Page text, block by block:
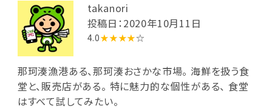
takanori
投稿日：2020年10月11日
4.0★★★★☆
那珂湊漁港ある、那珂湊おさかな市場。 海鮮を扱う食
堂と、販売店がある。 特に魅力的な個性がある、 食堂
はすべて試してみたい。